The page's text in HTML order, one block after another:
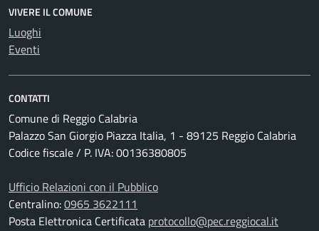
VIVERE IL COMUNE
Luoghi
Eventi
CONTATTI
Comune di Reggio Calabria
Palazzo San Giorgio Piazza Italia, 1 - 89125 Reggio Calabria
Codice fiscale / P. IVA: 00136380805
Ufficio Relazioni con il Pubblico
Centralino:0965 3622111
Posta Elettronica Certificata protocollo@pec.reggiocal.it